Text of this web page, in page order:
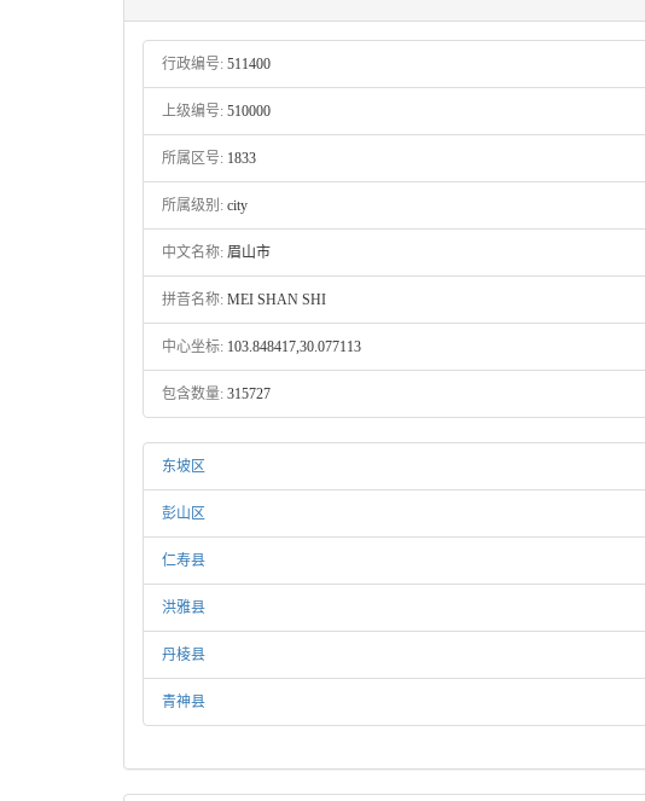
行政编号: 511400
上级编号: 510000
所属区号: 1833
所属级别: city
中文名称: 眉山市
拼音名称: MEI SHAN SHI
中心坐标: 103.848417,30.077113
包含数量: 315727
东坡区
彭山区
仁寿县
洪雅县
丹棱县
青神县